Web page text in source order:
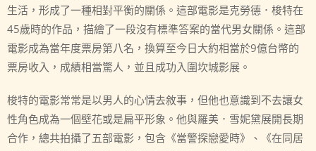
生活，形成了一種相對平衡的關係。這部電影是克勞德．梭特在
45歲時的作品，描繪了一段沒有標準答案的當代男女關係。這部
電影成為當年度票房第八名，換算至今日大約相當於9億台幣的
票房收入，成績相當驚人，並且成功入圍坎城影展。
梭特的電影常常是以男人的心情去敘事，但他也意識到不去讓女
性角色成為一個壁花或是扁平形象。他與羅美．雪妮黛展開長期
合作，總共拍攝了五部電影，包含《當警探戀愛時》、《在同居